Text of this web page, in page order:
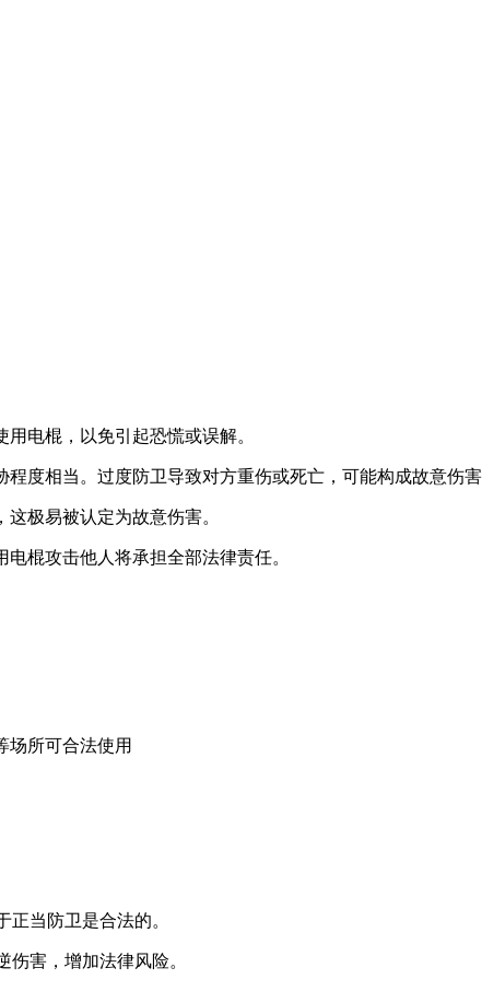
电棍，以免引起恐慌或误解。
程度相当。过度防卫导致对方重伤或死亡，可能构成故意伤
极易被认定为故意伤害。
棍攻击他人将承担全部法律责任。
场所可合法使用
正当防卫是合法的。
伤害，增加法律风险。